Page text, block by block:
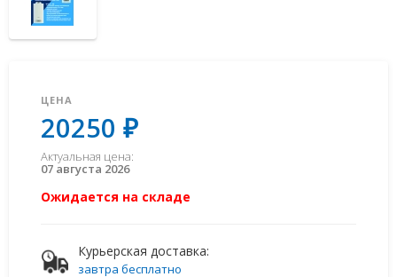
ЦЕНА
20250 ₽
Актуальная цена:
07 августа 2026
Ожидается на складе
Курьерская доставка:
завтра бесплатно